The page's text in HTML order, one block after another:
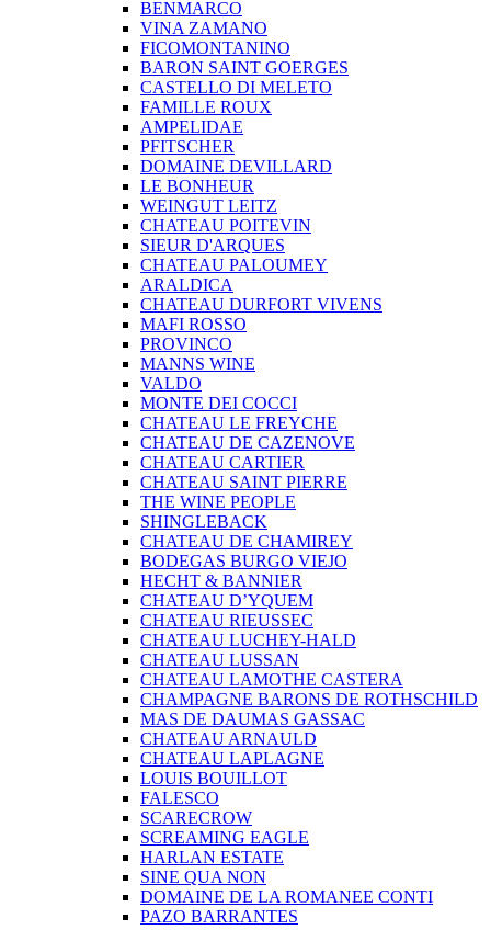
BENMARCO
VINA ZAMANO
FICOMONTANINO
BARON SAINT GOERGES
CASTELLO DI MELETO
FAMILLE ROUX
AMPELIDAE
PFITSCHER
DOMAINE DEVILLARD
LE BONHEUR
WEINGUT LEITZ
CHATEAU POITEVIN
SIEUR D'ARQUES
CHATEAU PALOUMEY
ARALDICA
CHATEAU DURFORT VIVENS
MAFI ROSSO
PROVINCO
MANNS WINE
VALDO
MONTE DEI COCCI
CHATEAU LE FREYCHE
CHATEAU DE CAZENOVE
CHATEAU CARTIER
CHATEAU SAINT PIERRE
THE WINE PEOPLE
SHINGLEBACK
CHATEAU DE CHAMIREY
BODEGAS BURGO VIEJO
HECHT & BANNIER
CHATEAU D’YQUEM
CHATEAU RIEUSSEC
CHATEAU LUCHEY-HALD
CHATEAU LUSSAN
CHATEAU LAMOTHE CASTERA
CHAMPAGNE BARONS DE ROTHSCHILD
MAS DE DAUMAS GASSAC
CHATEAU ARNAULD
CHATEAU LAPLAGNE
LOUIS BOUILLOT
FALESCO
SCARECROW
SCREAMING EAGLE
HARLAN ESTATE
SINE QUA NON
DOMAINE DE LA ROMANEE CONTI
PAZO BARRANTES